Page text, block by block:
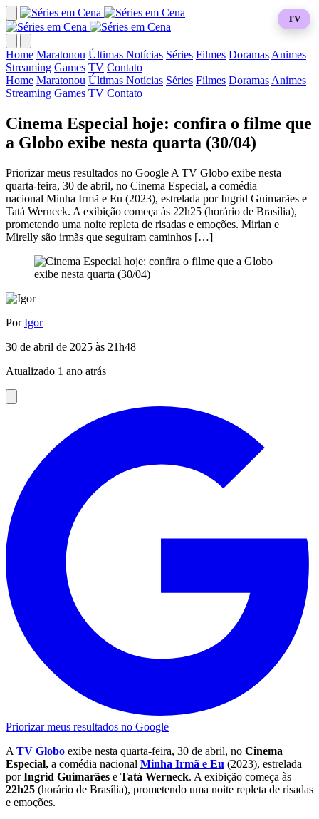
Home Maratonou Últimas Notícias Séries Filmes Doramas Animes
Streaming Games TV Contato
Home Maratonou Últimas Notícias Séries Filmes Doramas Animes
Streaming Games TV Contato
Cinema Especial hoje: confira o filme que
a Globo exibe nesta quarta (30/04)
Priorizar meus resultados no Google A TV Globo exibe nesta
quarta-feira, 30 de abril, no Cinema Especial, a comédia
nacional Minha Irmã e Eu (2023), estrelada por Ingrid Guimarães e
Tatá Werneck. A exibição começa às 22h25 (horário de Brasília),
prometendo uma noite repleta de risadas e emoções. Mirian e
Mirelly são irmãs que seguiram caminhos […]
TV
PorIgor
30 de abril de 2025 às 21h48
Atualizado 1 ano atrás
Priorizar meus resultados no Google
A TV Globo exibe nesta quarta-feira, 30 de abril, no Cinema
Especial, a comédia nacional Minha Irmã e Eu (2023), estrelada
porIngrid Guimarães e Tatá Werneck. A exibição começa às
22h25 (horário de Brasília), prometendo uma noite repleta de risadas
e emoções.